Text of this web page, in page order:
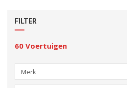
FILTER
60 Voertuigen
Merk